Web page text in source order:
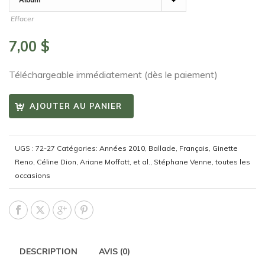
Effacer
7,00 $
Téléchargeable immédiatement (dès le paiement)
AJOUTER AU PANIER
UGS : 72-27 Catégories: Années 2010, Ballade, Français, Ginette
Reno, Céline Dion, Ariane Moffatt, et al., Stéphane Venne,toutes les
occasions
DESCRIPTION AVIS (0)